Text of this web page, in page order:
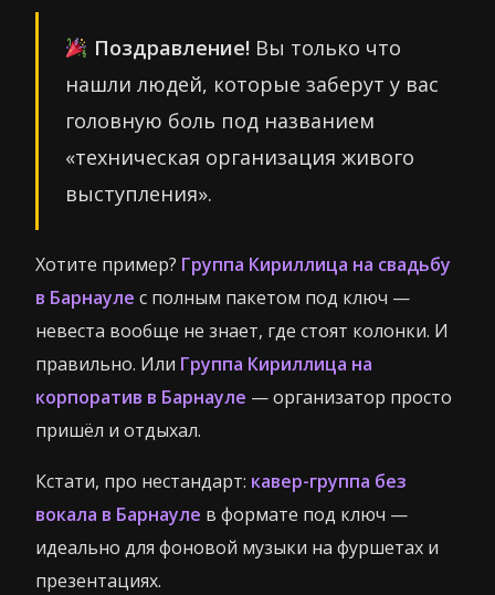
Поздравление!Вы только что
нашли людей, которые заберут у вас
головную боль под названием
«техническая организация живого
выступления».
Хотите пример? Группа Кириллица на свадьбу
в Барнауле с полным пакетом под ключ —
невеста вообще не знает, где стоят колонки. И
правильно. Или Группа Кириллица на
корпоратив в Барнауле — организатор просто
пришёл и отдыхал.
Кстати, про нестандарт: кавер-группа без
вокала в Барнауле в формате под ключ —
идеально для фоновой музыки на фуршетах и
презентациях.